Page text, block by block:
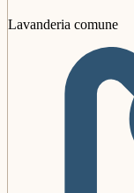
Lavanderia comune